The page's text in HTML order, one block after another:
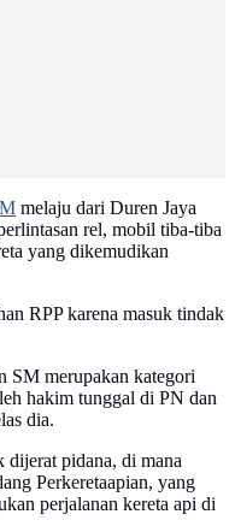
melaju dari Duren Jaya
rel, mobil tiba-tiba
yang dikemudikan
RPP karena masuk tindak
SM merupakan kategori
hakim tunggal di PN dan
dia.
pidana, di mana
Perkeretaapian, yang
perjalanan kereta api di